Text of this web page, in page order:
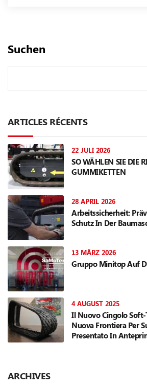
Suchen
ARTICLES RÉCENTS
22 JULI 2026
SO WÄHLEN SIE DIE
GUMMIKETTEN
28 APRIL 2026
Arbeitssicherheit:
Schutz In Der
13 MÄRZ 2026
Gruppo Minitop Auf
4 AUGUST 2025
Il Nuovo Cingolo
Nuova Frontiera Per
Presentato In
ARCHIVES